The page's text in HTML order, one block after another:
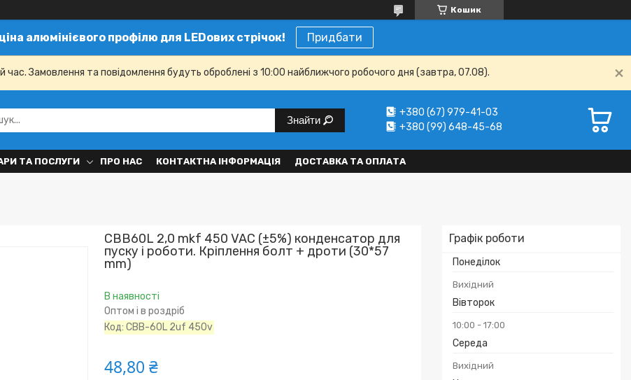
Кошик
алюмінієвого профілю для LEDових стрічок! Придбати
час. Замовлення та повідомлення будуть оброблені з 10:00 найближчого робочого дня (завтра, 07.08).
Знайти
+380 (67) 979-41-03
+380 (99) 648-45-68
ТА ПОСЛУГИ ПРО НАС КОНТАКТНА ІНФОРМАЦІЯ ДОСТАВКА ТА ОПЛАТА
Графік роботи
Понеділок
Вихідний
Вівторок
10:00 17:00
Середа
Вихідний
CBB60L 2,0 mkf 450 VAC (±5%) конденсатор для
пуску і роботи. Кріплення болт + дроти (30*57
mm)
В наявності
Оптом і в роздріб
Код:CBB-60L 2uf 450v
48,80 ₴